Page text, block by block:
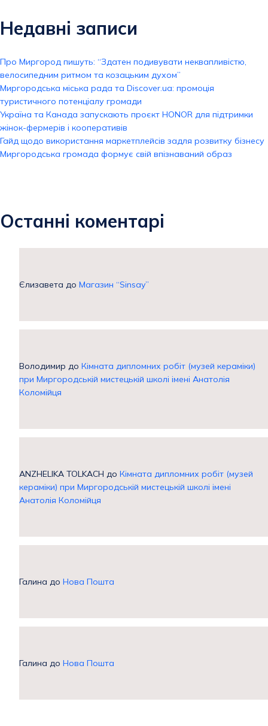
Недавні записи
Про Миргород пишуть: “Здатен подивувати неквапливістю,
велосипедним ритмом та козацьким духом”
Миргородська міська рада та Discover.ua: промоція
туристичного потенціалу громади
Україна та Канада запускають проєкт HONOR для підтримки
жінок-фермерів і кооперативів
Гайд щодо використання маркетплейсів задля розвитку бізнесу
Миргородська громада формує свій впізнаваний образ
Останні коментарі
Єлизавета до Магазин “Sinsay”
Володимир до Кімната дипломних робіт (музей кераміки)
при Миргородській мистецькій школі імені Анатолія
Коломійця
ANZHELIKA TOLKACH до Кімната дипломних робіт (музей
кераміки) при Миргородській мистецькій школі імені
Анатолія Коломійця
Галина до Нова Пошта
Галина до Нова Пошта